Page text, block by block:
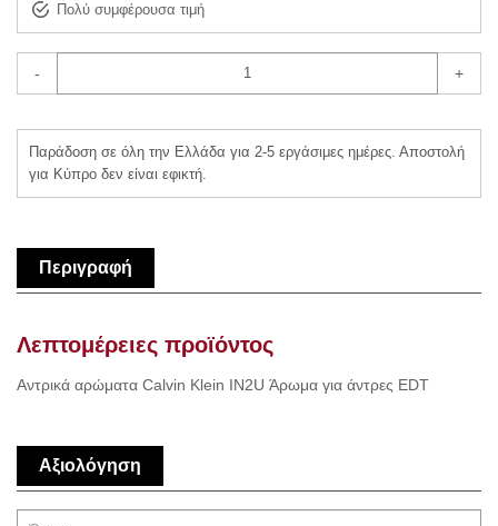
Πολύ συμφέρουσα τιμή
- +
Παράδοση σε όλη την Ελλάδα για 2-5 εργάσιμες ημέρες. Αποστολή
για Κύπρο δεν είναι εφικτή.
Περιγραφή
Λεπτομέρειες προϊόντος
Αντρικά αρώματα Calvin Klein IN2U Άρωμα για άντρες EDT
Αξιολόγηση